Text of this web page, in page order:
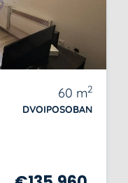
60 m2
DVOIPOSOBAN